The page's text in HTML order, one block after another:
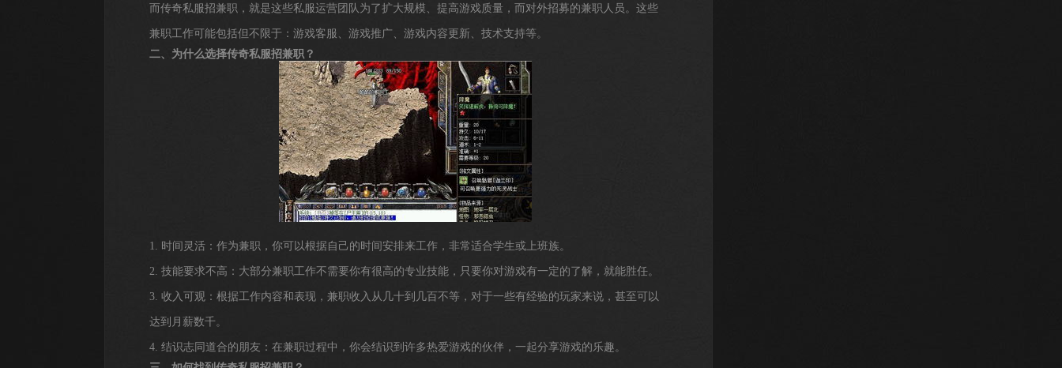
而传奇私服招兼职，就是这些私服运营团队为了扩大规模、提高游戏质量，而对外招募的兼职人员。这些
兼职工作可能包括但不限于：游戏客服、游戏推广、游戏内容更新、技术支持等。
二、为什么选择传奇私服招兼职？
1. 时间灵活：作为兼职，你可以根据自己的时间安排来工作，非常适合学生或上班族。
2. 技能要求不高：大部分兼职工作不需要你有很高的专业技能，只要你对游戏有一定的了解，就能胜任。
3. 收入可观：根据工作内容和表现，兼职收入从几十到几百不等，对于一些有经验的玩家来说，甚至可以
达到月薪数千。
4. 结识志同道合的朋友：在兼职过程中，你会结识到许多热爱游戏的伙伴，一起分享游戏的乐趣。